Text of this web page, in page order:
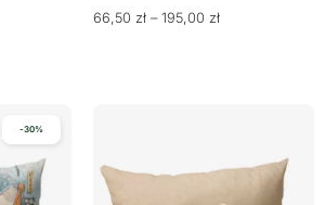
66,50 zł – 195,00 zł
-30%